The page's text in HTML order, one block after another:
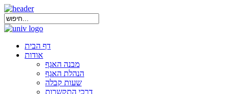
דף הבית
אודות
מבנה האגף
הנהלת האגף
שעות קבלה
דרכי התקשרות